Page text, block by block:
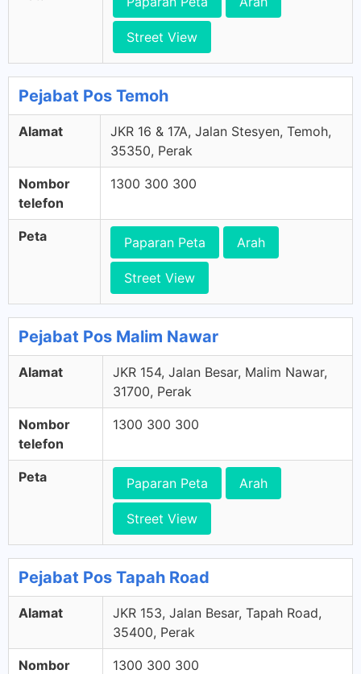
Street View
Pejabat Pos Temoh
Alamat
JKR 16 & 17A, Jalan Stesyen, Temoh,
35350, Perak
Nombor
telefon
1300 300 300
Peta Paparan Peta Arah
Street View
Pejabat Pos Malim Nawar
Alamat
JKR 154, Jalan Besar, Malim Nawar,
31700, Perak
Nombor
telefon
1300 300 300
Peta Paparan Peta Arah
Street View
Pejabat Pos Tapah Road
Alamat
JKR 153, Jalan Besar, Tapah Road,
35400, Perak
Nombor
1300 300 300